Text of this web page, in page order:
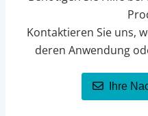
Kontaktieren Sie uns,
deren Anwendung
Ihre